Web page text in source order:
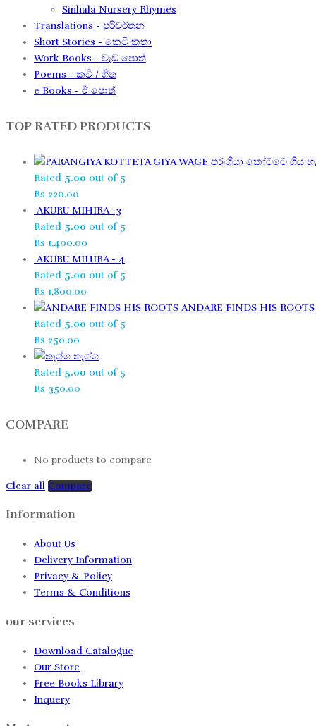
Sinhala Nursery Rhymes
Translations - පරිවර්තන​
Short Stories - කෙටි කතා
Work Books - වැඩ පොත්
Poems - කවි / ගීත​
e Books - ඊ පොත්
TOP RATED PRODUCTS
පරංගියා කෝට්ටේ ගිය
Rated 5.00 out of 5
Rs 220.00
AKURU MIHIRA -3
Rated 5.00 out of 5
Rs 1,400.00
AKURU MIHIRA - 4
Rated 5.00 out of 5
Rs 1,800.00
ANDARE FINDS HIS ROOTS
Rated 5.00 out of 5
Rs 250.00
තෑග්ග​
Rated 5.00 out of 5
Rs 350.00
COMPARE
No products to compare
Clear all Compare
Information
About Us
Delivery Information
Privacy & Policy
Terms & Conditions
our services
Download Catalogue
Our Store
Free Books Library
Inquery